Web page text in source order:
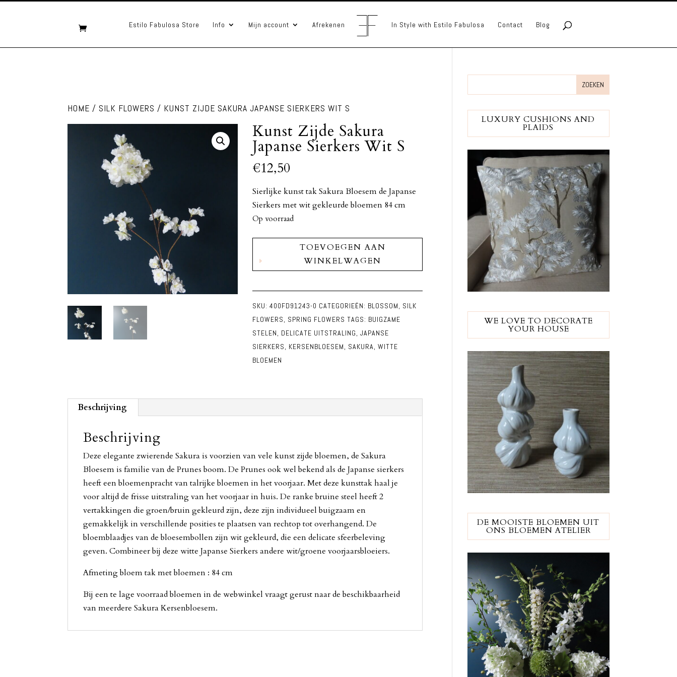
Estilo Fabulosa Store Info Mijn account Afrekenen In Style with Estilo Fabulosa Contact Blog
HOME / SILK FLOWERS / KUNST ZIJDE SAKURA JAPANSE SIERKERS WIT S
Kunst Zijde Sakura
Japanse Sierkers Wit S
€12,50
Sierlijke kunst tak Sakura Bloesem de Japanse
Sierkers met wit gekleurde bloemen 84 cm
Op voorraad
Zijde
Sakura
Wit
S
aantal
TOEVOEGEN AAN
WINKELWAGEN
SKU: 400FD91243-0 CATEGORIEËN: BLOSSOM, SILK
FLOWERS, SPRING FLOWERS TAGS: BUIGZAME
STELEN, DELICATE UITSTRALING, JAPANSE
SIERKERS, KERSENBLOESEM, SAKURA, WITTE
BLOEMEN
Beschrijving
Beschrijving
Deze elegante zwierende Sakura is voorzien van vele kunst zijde bloemen, de Sakura
Bloesem is familie van de Prunes boom. De Prunes ook wel bekend als de Japanse sierkers
heeft een bloemenpracht van talrijke bloemen in het voorjaar. Met deze kunsttak haal je
voor altijd de frisse uitstraling van het voorjaar in huis. De ranke bruine steel heeft 2
vertakkingen die groen/bruin gekleurd zijn, deze zijn individueel buigzaam en
gemakkelijk in verschillende posities te plaatsen van rechtop tot overhangend. De
bloemblaadjes van de bloesembollen zijn wit gekleurd, die een delicate sfeerbeleving
geven. Combineer bij deze witte Japanse Sierkers andere wit/groene voorjaarsbloeiers.
Afmeting bloem tak met bloemen : 84 cm
Bij een te lage voorraad bloemen in de webwinkel vraagt gerust naar de beschikbaarheid
van meerdere Sakura Kersenbloesem.
LUXURY CUSHIONS AND
PLAIDS
WE LOVE TO DECORATE
YOUR HOUSE
DE MOOISTE BLOEMEN UIT
ONS BLOEMEN ATELIER